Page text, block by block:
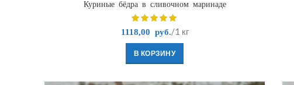
Куриные бёдра в сливочном маринаде
1118,00 руб. /1 кг
В КОРЗИНУ